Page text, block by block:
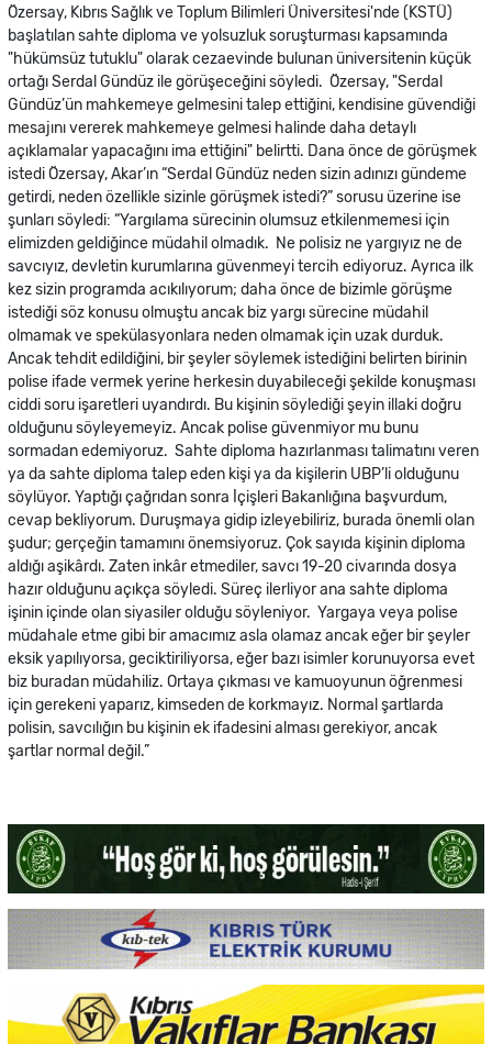
Özersay, Kıbrıs Sağlık ve Toplum Bilimleri Üniversitesi'nde (KSTÜ)
başlatılan sahte diploma ve yolsuzluk soruşturması kapsamında
"hükümsüz tutuklu" olarak cezaevinde bulunan üniversitenin küçük
ortağı Serdal Gündüz ile görüşeceğini söyledi. Özersay, "Serdal
Gündüz’ün mahkemeye gelmesini talep ettiğini, kendisine güvendiği
mesajını vererek mahkemeye gelmesi halinde daha detaylı
açıklamalar yapacağını ima ettiğini" belirtti. Dana önce de görüşmek
istedi Özersay, Akar’ın “Serdal Gündüz neden sizin adınızı gündeme
getirdi, neden özellikle sizinle görüşmek istedi?” sorusu üzerine ise
şunları söyledi: “Yargılama sürecinin olumsuz etkilenmemesi için
elimizden geldiğince müdahil olmadık. Ne polisiz ne yargıyız ne de
savcıyız, devletin kurumlarına güvenmeyi tercih ediyoruz. Ayrıca ilk
kez sizin programda acıkılıyorum; daha önce de bizimle görüşme
istediği söz konusu olmuştu ancak biz yargı sürecine müdahil
olmamak ve spekülasyonlara neden olmamak için uzak durduk.
Ancak tehdit edildiğini, bir şeyler söylemek istediğini belirten birinin
polise ifade vermek yerine herkesin duyabileceği şekilde konuşması
ciddi soru işaretleri uyandırdı. Bu kişinin söylediği şeyin illaki doğru
olduğunu söyleyemeyiz. Ancak polise güvenmiyor mu bunu
sormadan edemiyoruz. Sahte diploma hazırlanması talimatını veren
ya da sahte diploma talep eden kişi ya da kişilerin UBP’li olduğunu
söylüyor. Yaptığı çağrıdan sonra İçişleri Bakanlığına başvurdum,
cevap bekliyorum. Duruşmaya gidip izleyebiliriz, burada önemli olan
şudur; gerçeğin tamamını önemsiyoruz. Çok sayıda kişinin diploma
aldığı aşikârdı. Zaten inkâr etmediler, savcı 19-20 civarında dosya
hazır olduğunu açıkça söyledi. Süreç ilerliyor ana sahte diploma
işinin içinde olan siyasiler olduğu söyleniyor. Yargaya veya polise
müdahale etme gibi bir amacımız asla olamaz ancak eğer bir şeyler
eksik yapılıyorsa, geciktiriliyorsa, eğer bazı isimler korunuyorsa evet
biz buradan müdahiliz. Ortaya çıkması ve kamuoyunun öğrenmesi
için gerekeni yaparız, kimseden de korkmayız. Normal şartlarda
polisin, savcılığın bu kişinin ek ifadesini alması gerekiyor, ancak
şartlar normal değil.”